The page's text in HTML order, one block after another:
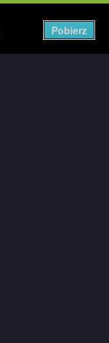
Pobierz